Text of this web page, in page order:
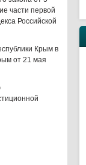
части первой
Российской
Крым в
от 21 мая